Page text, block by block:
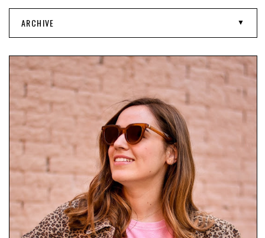
ARCHIVE